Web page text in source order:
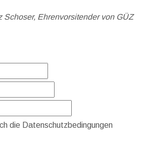
Schoser, Ehrenvorsitender von GÜZ
die Datenschutzbedingungen